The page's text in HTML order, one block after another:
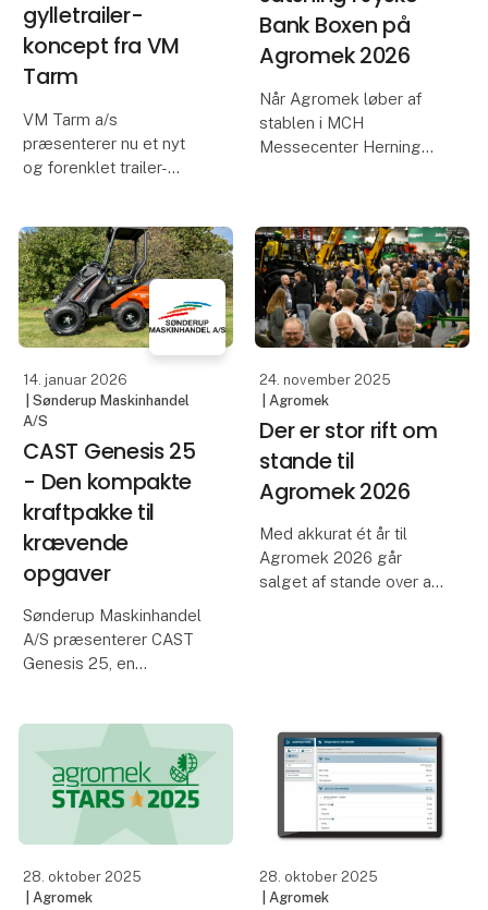
gylletrailer-
koncept fra VM
Tarm
VM Tarm a/s
præsenterer nu et nyt
og forenklet trailer-
henvender sig til kunder,
der ønsker en
gennemtestet
gylletrailer i høj kvalitet
og hurtig levering til
Bank Boxen på
Agromek 2026
Når Agromek løber af
stablen i MCH
Messecenter Herning
en stor fælles stand i
Jyske Bank Boxen.
Bag satsningen står
Sørensen og Ly
14. januar 2026
| Sønderup Maskinhandel
A/S
CAST Genesis 25
- Den kompakte
kraftpakke til
krævende
opgaver
Sønderup Maskinhandel
A/S præsenterer CAST
Genesis 25, en
manøvredygtighed og
alsidighed i et kompakt
design. Maskinen er
skabt til at levere
maksimal effektivitet,
24. november 2025
| Agromek
Der er stor rift om
stande til
Agromek 2026
Med akkurat ét år til
Agromek 2026 går
salget af stande over al
Udstillerne på Agromek
2026 har nu rese
28. oktober 2025
| Agromek
28. oktober 2025
| Agromek